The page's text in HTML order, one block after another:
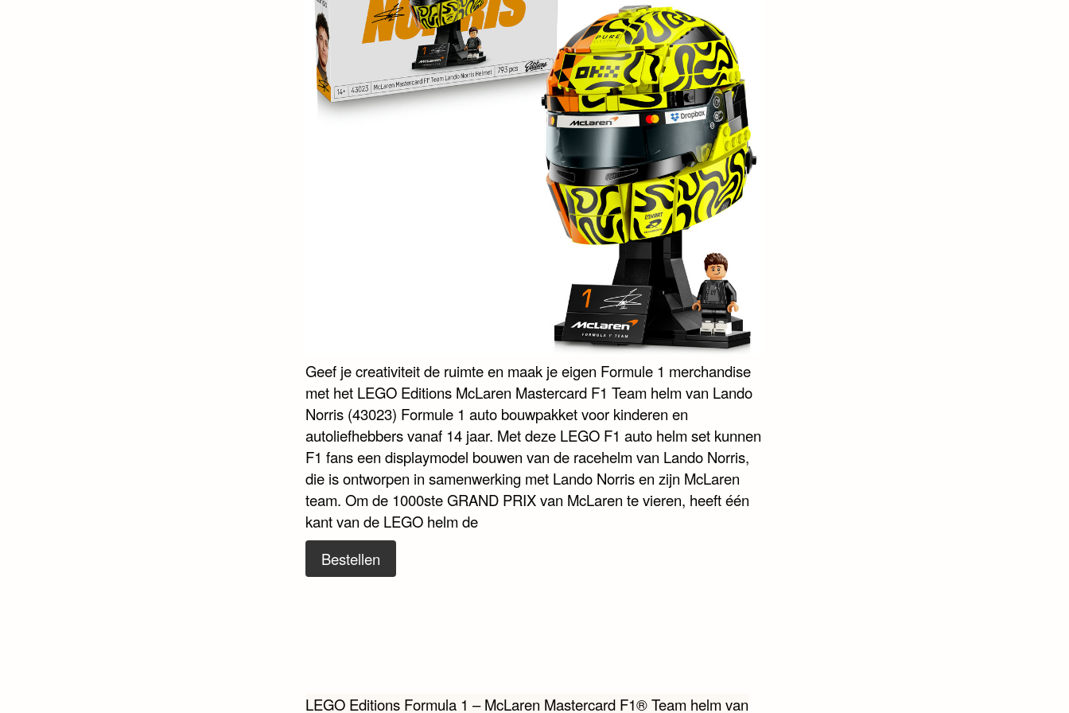
Geef je creativiteit de ruimte en maak je eigen Formule 1 merchandise
met het LEGO Editions McLaren Mastercard F1 Team helm van Lando
Norris (43023) Formule 1 auto bouwpakket voor kinderen en
autoliefhebbers vanaf 14 jaar. Met deze LEGO F1 auto helm set kunnen
F1 fans een displaymodel bouwen van de racehelm van Lando Norris,
die is ontworpen in samenwerking met Lando Norris en zijn McLaren
team. Om de 1000ste GRAND PRIX van McLaren te vieren, heeft één
kant van de LEGO helm de
Bestellen
LEGO Editions Formula 1 – McLaren Mastercard F1® Team helm van